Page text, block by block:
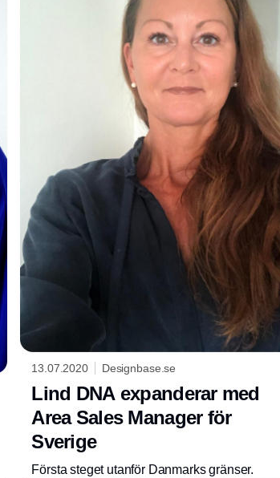
13.07.2020 Designbase.se
Lind DNA expanderar med
Area Sales Manager för
Sverige
Första steget utanför Danmarks gränser.